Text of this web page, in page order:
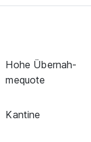
Hohe Über­nah­
me­quote
Kantine